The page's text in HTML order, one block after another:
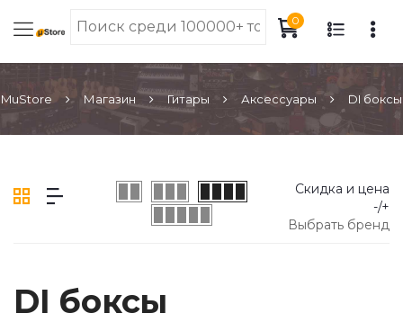
0
MuStore Магазин Гитары Аксессуары DI боксы
Скидка и цена
-/+
Выбрать бренд
DI боксы